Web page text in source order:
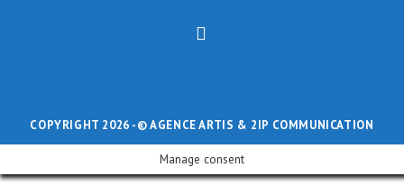
COPYRIGHT 2026 -© AGENCE ARTIS & 2IP COMMUNICATION
Manage consent